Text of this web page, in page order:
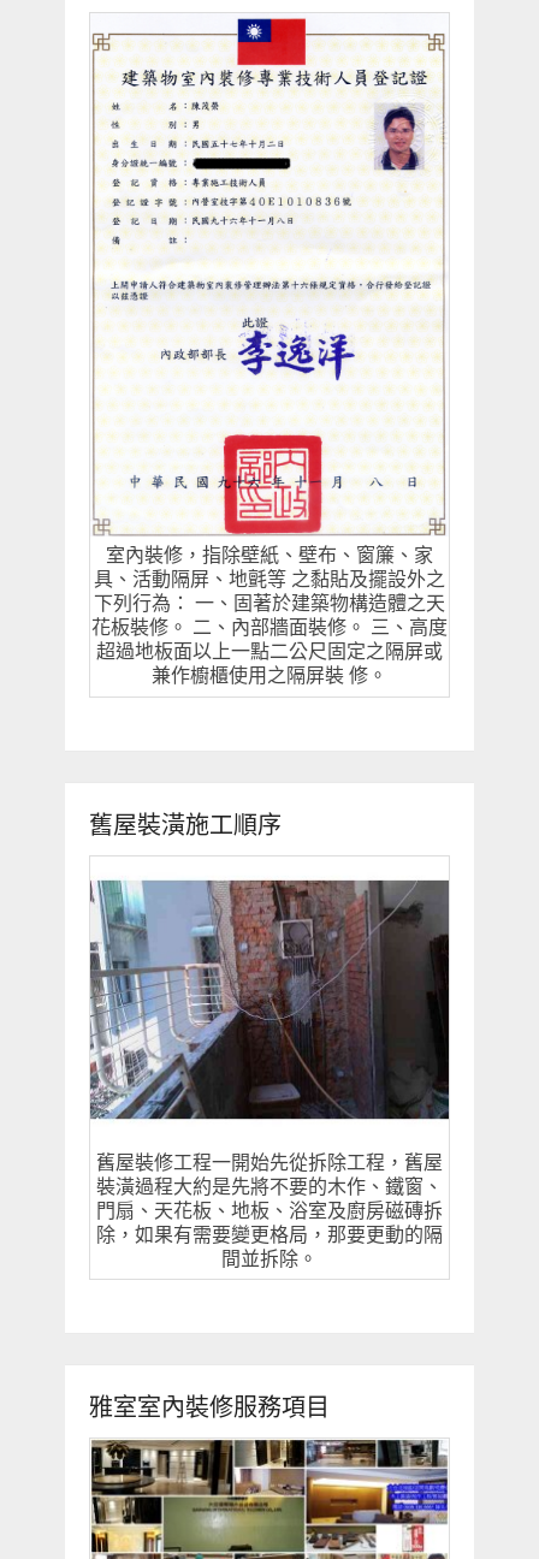
室內裝修，指除壁紙、壁布、窗簾、家
具、活動隔屏、地氈等 之黏貼及擺設外之
下列行為： 一、固著於建築物構造體之天
花板裝修。 二、內部牆面裝修。 三、高度
超過地板面以上一點二公尺固定之隔屏或
兼作櫥櫃使用之隔屏裝 修。
舊屋裝潢施工順序
舊屋裝修工程一開始先從拆除工程，舊屋
裝潢過程大約是先將不要的木作、鐵窗、
門扇、天花板、地板、浴室及廚房磁磚拆
除，如果有需要變更格局，那要更動的隔
間並拆除。
雅室室內裝修服務項目